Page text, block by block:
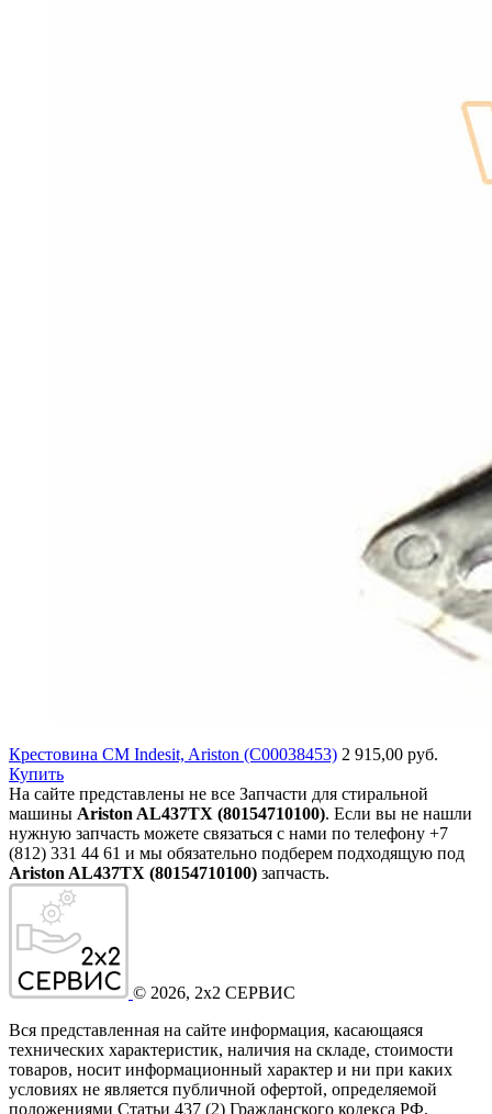
Крестовина СМ Indesit, Ariston (C00038453) 2 915,00 руб.
Купить
На сайте представлены не все Запчасти для стиральной
машины Ariston AL437TX (80154710100). Если вы не нашли
нужную запчасть можете связаться с нами по телефону +7
(812) 331 44 61 и мы обязательно подберем подходящую под
Ariston AL437TX (80154710100) запчасть.
© 2026, 2x2 СЕРВИС
Вся представленная на сайте информация, касающаяся
технических характеристик, наличия на складе, стоимости
товаров, носит информационный характер и ни при каких
условиях не является публичной офертой, определяемой
положениями Статьи 437 (2) Гражданского кодекса РФ.